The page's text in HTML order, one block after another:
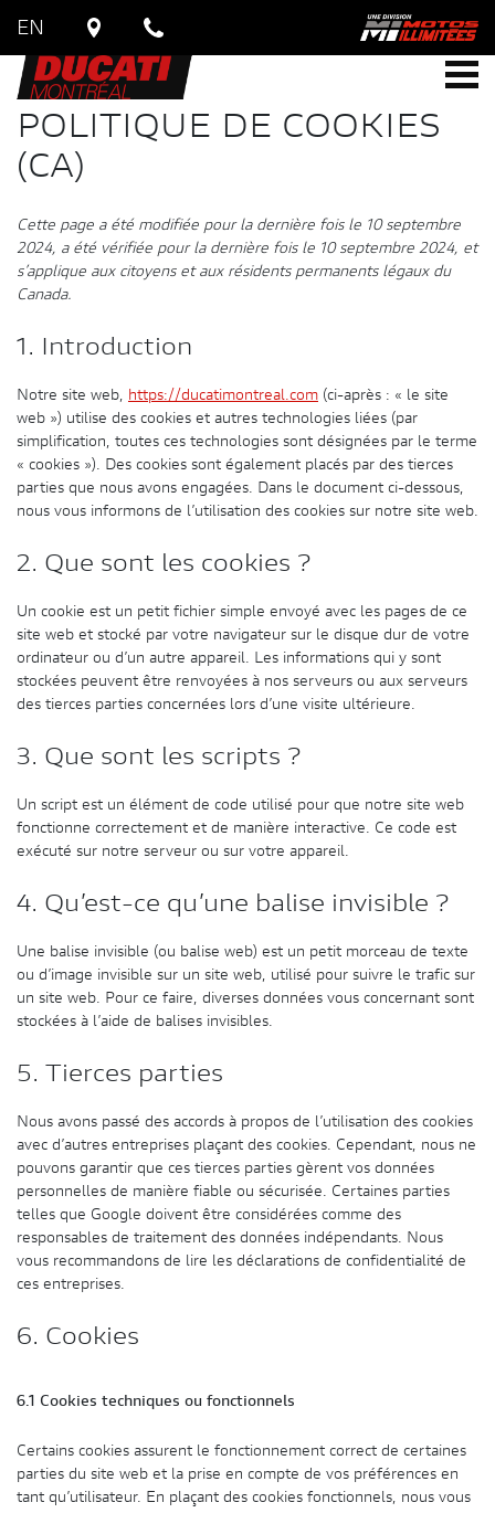
EN
POLITIQUE DE COOKIES
(CA)
Cette page a été modifiée pour la dernière fois le 10 septembre
2024, a été vérifiée pour la dernière fois le 10 septembre 2024, et
s’applique aux citoyens et aux résidents permanents légaux du
Canada.
1. Introduction
Notre site web, https://ducatimontreal.com (ci-après : « le site
web ») utilise des cookies et autres technologies liées (par
simplification, toutes ces technologies sont désignées par le terme
« cookies »). Des cookies sont également placés par des tierces
parties que nous avons engagées. Dans le document ci-dessous,
nous vous informons de l’utilisation des cookies sur notre site web.
2. Que sont les cookies ?
Un cookie est un petit fichier simple envoyé avec les pages de ce
site web et stocké par votre navigateur sur le disque dur de votre
ordinateur ou d’un autre appareil. Les informations qui y sont
stockées peuvent être renvoyées à nos serveurs ou aux serveurs
des tierces parties concernées lors d’une visite ultérieure.
3. Que sont les scripts ?
Un script est un élément de code utilisé pour que notre site web
fonctionne correctement et de manière interactive. Ce code est
exécuté sur notre serveur ou sur votre appareil.
4. Qu’est-ce qu’une balise invisible ?
Une balise invisible (ou balise web) est un petit morceau de texte
ou d’image invisible sur un site web, utilisé pour suivre le trafic sur
un site web. Pour ce faire, diverses données vous concernant sont
stockées à l’aide de balises invisibles.
5. Tierces parties
Nous avons passé des accords à propos de l’utilisation des cookies
avec d’autres entreprises plaçant des cookies. Cependant, nous ne
pouvons garantir que ces tierces parties gèrent vos données
personnelles de manière fiable ou sécurisée. Certaines parties
telles que Google doivent être considérées comme des
responsables de traitement des données indépendants. Nous
vous recommandons de lire les déclarations de confidentialité de
ces entreprises.
6. Cookies
6.1 Cookies techniques ou fonctionnels
Certains cookies assurent le fonctionnement correct de certaines
parties du site web et la prise en compte de vos préférences en
tant qu’utilisateur. En plaçant des cookies fonctionnels, nous vous